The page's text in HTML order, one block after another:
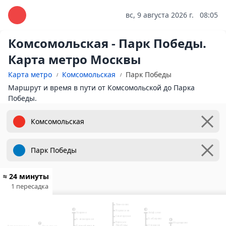
вс, 9 августа 2026 г. 08:05
Комсомольская - Парк Победы.
Карта метро Москвы
Карта метро Комсомольская
Парк Победы
Маршрут и время в пути от Комсомольской до Парка
Победы.
≈ 24 минуты
1 пересадка
7
9
Алтуфьево
Бибирево
Отрадное
Медведково
Ховрино
Верхние
Лихоборы
Селигерская
Лианозово
Яхромская
Беломорская